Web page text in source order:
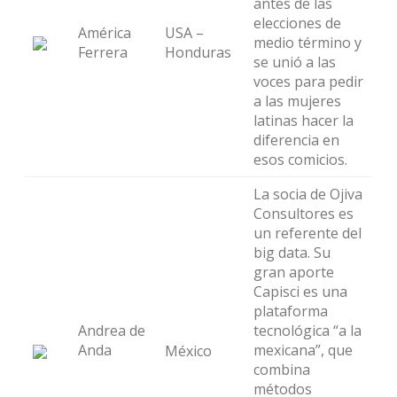
América
Ferrera
USA –
Honduras
elecciones de
medio término y
se unió a las
voces para pedir
a las mujeres
latinas hacer la
diferencia en
esos comicios.
Andrea de
Anda
México
La socia de Ojiva
Consultores es
un referente del
big data. Su
gran aporte
Capisci es una
plataforma
tecnológica “a la
mexicana”, que
combina
métodos